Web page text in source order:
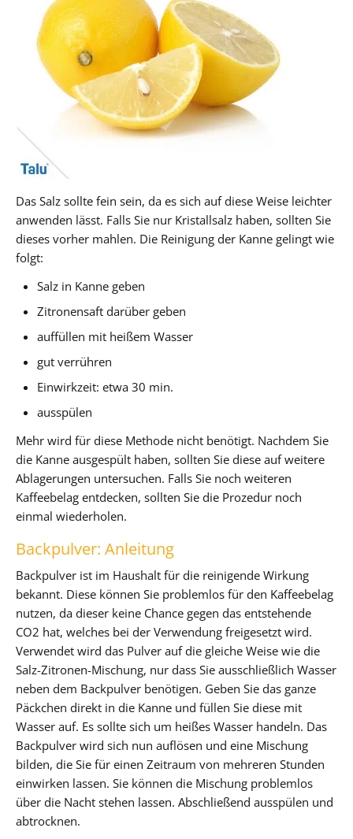
Das Salz sollte fein sein, da es sich auf diese Weise leichter
anwenden lässt. Falls Sie nur Kristallsalz haben, sollten Sie
dieses vorher mahlen. Die Reinigung der Kanne gelingt wie
folgt:
Salz in Kanne geben
Zitronensaft darüber geben
auffüllen mit heißem Wasser
gut verrühren
Einwirkzeit: etwa 30 min.
ausspülen
Mehr wird für diese Methode nicht benötigt. Nachdem Sie
die Kanne ausgespült haben, sollten Sie diese auf weitere
Ablagerungen untersuchen. Falls Sie noch weiteren
Kaffeebelag entdecken, sollten Sie die Prozedur noch
einmal wiederholen.
Backpulver: Anleitung
Backpulver ist im Haushalt für die reinigende Wirkung
bekannt. Diese können Sie problemlos für den Kaffeebelag
nutzen, da dieser keine Chance gegen das entstehende
CO2 hat, welches bei der Verwendung freigesetzt wird.
Verwendet wird das Pulver auf die gleiche Weise wie die
Salz-Zitronen-Mischung, nur dass Sie ausschließlich Wasser
neben dem Backpulver benötigen. Geben Sie das ganze
Päckchen direkt in die Kanne und füllen Sie diese mit
Wasser auf. Es sollte sich um heißes Wasser handeln. Das
Backpulver wird sich nun auflösen und eine Mischung
bilden, die Sie für einen Zeitraum von mehreren Stunden
einwirken lassen. Sie können die Mischung problemlos
über die Nacht stehen lassen. Abschließend ausspülen und
abtrocknen.